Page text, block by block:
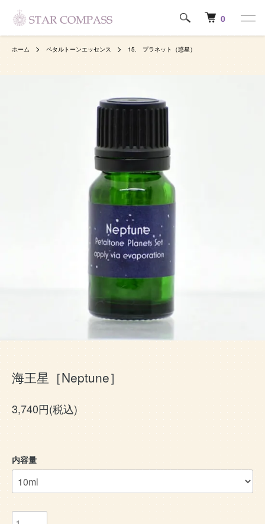
0
ホーム ペタルトーンエッセンス 15. プラネット（惑星）
海王星［Neptune］
3,740円(税込)
内容量